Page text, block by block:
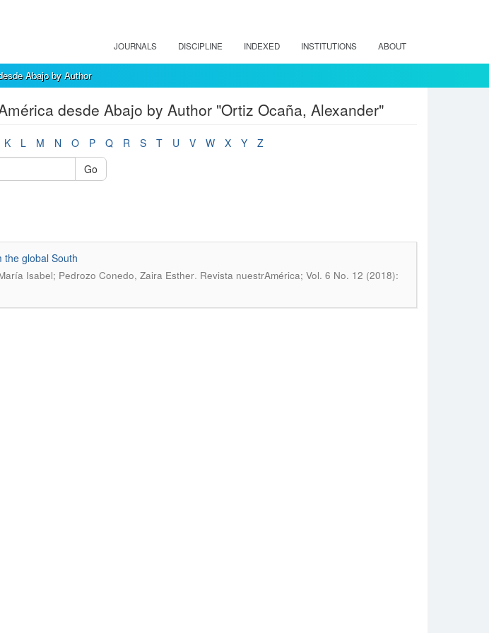
JOURNALS DISCIPLINE INDEXED INSTITUTIONS ABOUT
Abajo by Author
desde Abajo by Author "Ortiz Ocaña, Alexander"
K L M N O P Q R S T U V W X Y
Z
Go
the global South
Isabel; Pedrozo Conedo, Zaira Esther. Revista nuestrAmérica; Vol. 6 No. 12 (2018):